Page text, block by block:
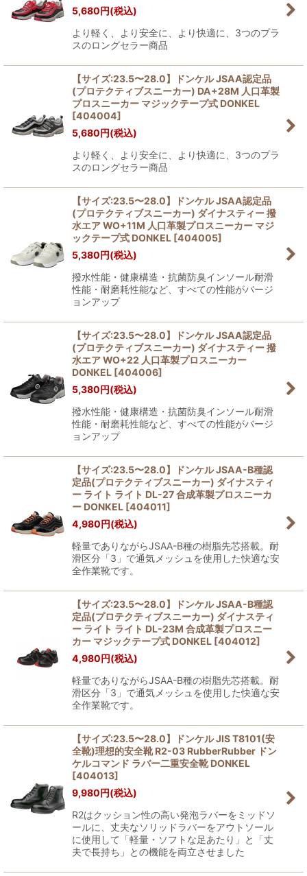
5,680円(税込)
より軽く、より安全に、より快適に、3つのプラ
スのロングセラー商品
【サイズ:23.5〜28.0】ドンケル JSAA認定品
(プロテクティブスニーカー) DA+28M 人口革製
プロスニーカー マジックテープ式 DONKEL
[404004]
5,680円(税込)
より軽く、より安全に、より快適に、3つのプラ
スのロングセラー商品
【サイズ:23.5〜28.0】ドンケル JSAA認定品
(プロテクティブスニーカー) ダイナスティー 撥
水エア WO+11M 人口革製プロスニーカー マジ
ックテープ式 DONKEL [404005]
5,380円(税込)
撥水性能・健康構造・抗菌防臭インソール耐滑
性能・耐磨耗性能など、すべての性能がバージ
ョンアップ
【サイズ:23.5〜28.0】ドンケル JSAA認定品
(プロテクティブスニーカー) ダイナスティー 撥
水エア WO+22 人口革製プロスニーカー
DONKEL [404006]
5,380円(税込)
撥水性能・健康構造・抗菌防臭インソール耐滑
性能・耐磨耗性能など、すべての性能がバージ
ョンアップ
【サイズ:23.5〜28.0】ドンケル JSAA-B種認
定品(プロテクティブスニーカー) ダイナスティ
ー ライト ライト DL-27 合成革製プロスニーカ
ー DONKEL [404011]
4,980円(税込)
軽量でありながらJSAA-B種の樹脂先芯搭載。耐
滑区分「3」で通気メッシュを使用した快適な安
全作業靴です。
【サイズ:23.5〜28.0】ドンケル JSAA-B種認
定品(プロテクティブスニーカー) ダイナスティ
ー ライト ライト DL-23M 合成革製プロスニー
カー マジックテープ式 DONKEL [404012]
4,980円(税込)
軽量でありながらJSAA-B種の樹脂先芯搭載。耐
滑区分「3」で通気メッシュを使用した快適な安
全作業靴です。
【サイズ:23.5〜28.0】ドンケル JIS T8101(安
全靴)理想的安全靴 R2-03 RubberRubber ドン
ケルコマンド ラバー二重安全靴 DONKEL
[404013]
9,980円(税込)
R2はクッション性の高い発泡ラバーをミッドソ
ールに、丈夫なソリッドラバーをアウトソール
に使用して「軽量・ソフトな足あたり」と「丈
夫で長持ち」との機能を両立させました